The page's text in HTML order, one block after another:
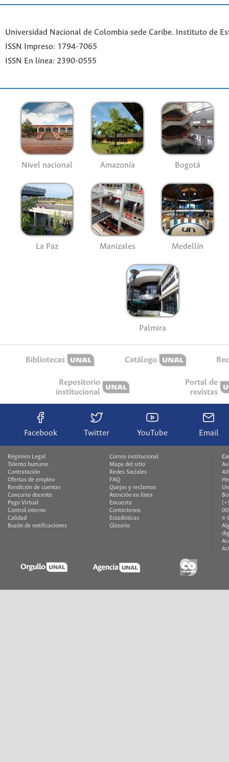
Universidad Nacional de Colombia sede Caribe. Instituto de
ISSN Impreso: 1794-7065
ISSN En línea: 2390-0555
Nivel nacional Amazonía Bogotá
La Paz Manizales Medellín
Palmira
Bibliotecas Catálogo
Repositorio
institucional
Portal de
revistas
Facebook Twitter YouTube Email
Régimen Legal
Talento humano
Contratación
Ofertas de empleo
Rendición de cuentas
Concurso docente
Pago Virtual
Control interno
Calidad
Buzón de notificaciones
Correo institucional
Mapa del sitio
Redes Sociales
FAQ
Quejas y reclamos
Atención en línea
Encuesta
Contáctenos
Estadísticas
Glosario
©